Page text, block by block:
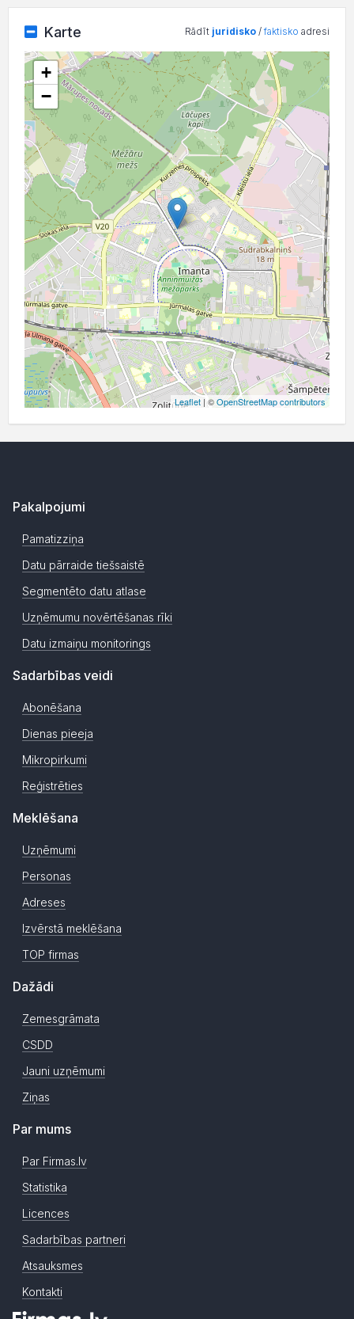
Karte Rādīt juridisko /faktisko adresi
+
−
Leaflet | ©OpenStreetMap contributors
Pakalpojumi
Pamatizziņa
Datu pārraide tiešsaistē
Segmentēto datu atlase
Uzņēmumu novērtēšanas rīki
Datu izmaiņu monitorings
Sadarbības veidi
Abonēšana
Dienas pieeja
Mikropirkumi
Reģistrēties
Meklēšana
Uzņēmumi
Personas
Adreses
Izvērstā meklēšana
TOP firmas
Dažādi
Zemesgrāmata
CSDD
Jauni uzņēmumi
Ziņas
Par mums
Par Firmas.lv
Statistika
Licences
Sadarbības partneri
Atsauksmes
Kontakti